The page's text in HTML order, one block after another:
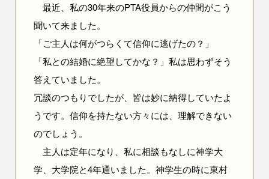
最近、私の30年来のPTA役員からの仲間がこう
聞いて来ました。
「ご主人は何がつらくて信仰に逃げたの？」
「私との結婚に絶望してかな？」私は思わずそう
答えていました。
冗談のつもりでしたが、皆は妙に納得していたよ
うです。信仰を持たない方々には、理解できない
のでしょう。
主人は定年になり、私に相談もなしに神学大
学、大学院と4年通いました。神学生の時に東村